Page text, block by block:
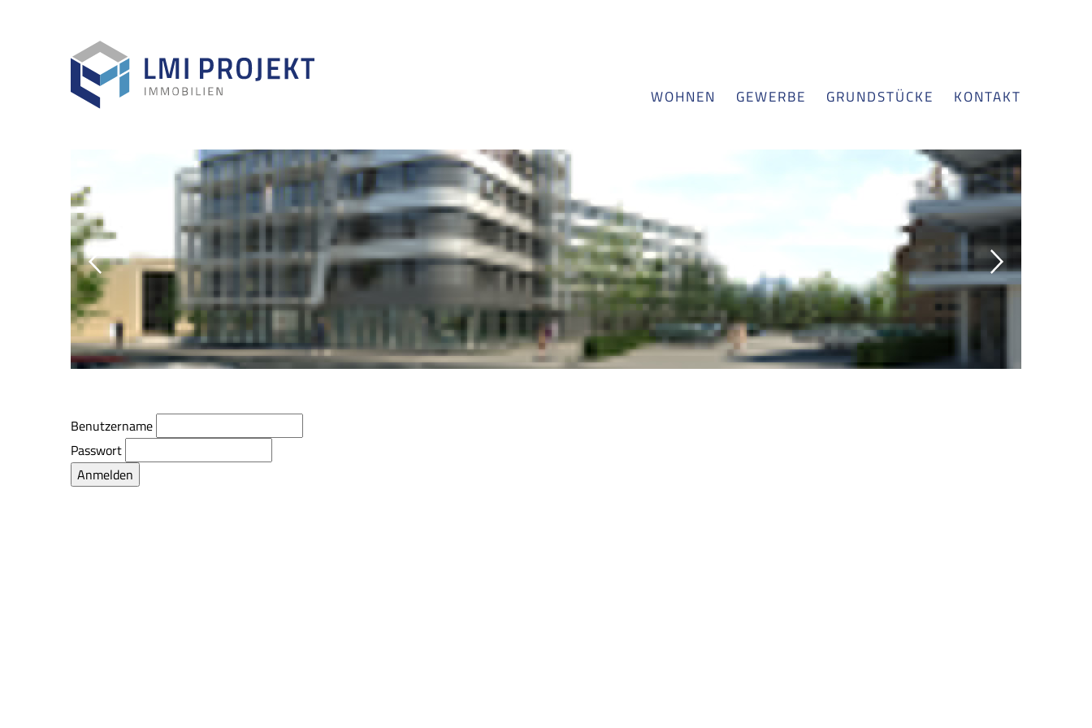
WOHNEN GEWERBE GRUNDSTÜCKE KONTAKT
Benutzername
Passwort
Anmelden